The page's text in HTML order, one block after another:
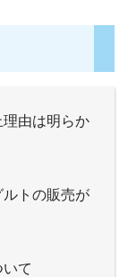
理由は明らか
ルトの販売が
て